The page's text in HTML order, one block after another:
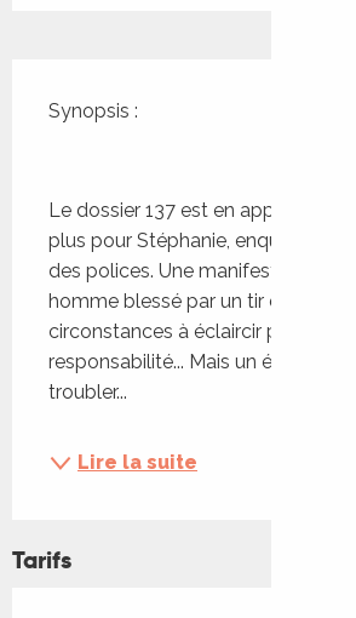
Synopsis :
Le dossier 137 est en apparence
plus pour Stéphanie, enquêtrice à
des polices. Une manifestation
homme blessé par un tir de LBD,
circonstances à éclaircir pour
responsabilité... Mais un élément
troubler...
Lire la suite
Tarifs